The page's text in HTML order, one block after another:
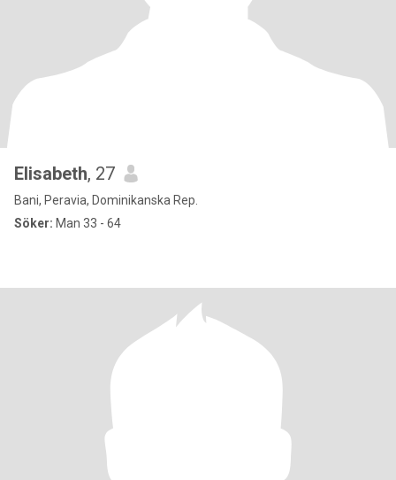
Elisabeth, 27
Bani, Peravia, Dominikanska Rep.
Söker: Man 33 - 64